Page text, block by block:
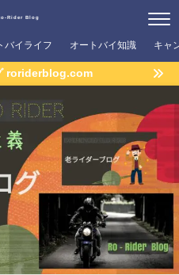
Rider Blog
バイライフ オートバイ知識 キャ
roriderblog.com